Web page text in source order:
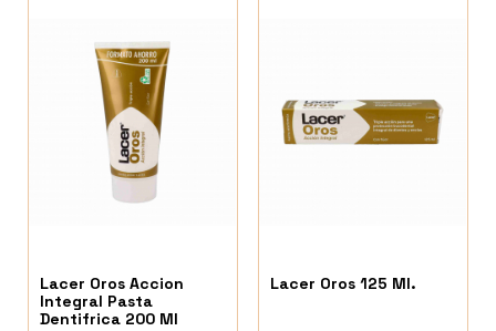
Lacer Oros Accion
Integral Pasta
Dentifrica 200 Ml
Lacer Oros 125 Ml.